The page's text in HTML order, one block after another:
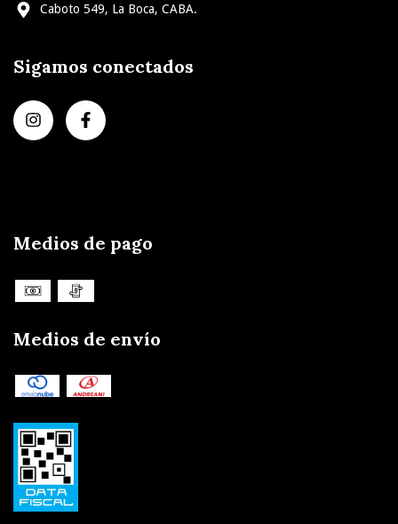
Caboto 549, La Boca, CABA.
Sigamos conectados
Medios de pago
Medios de envío